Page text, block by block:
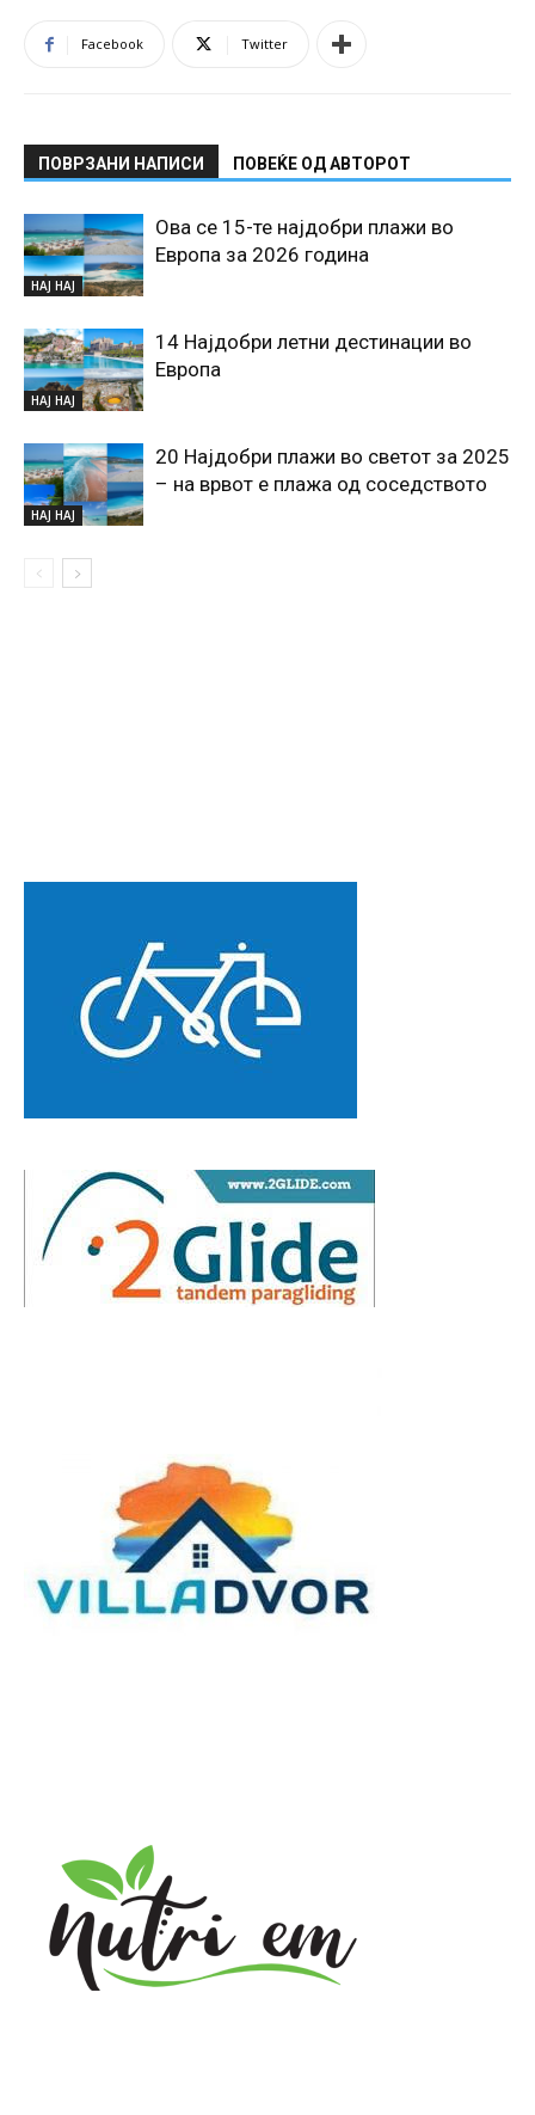
Facebook Twitter
ПОВРЗАНИ НАПИСИ ПОВЕЌЕ ОД АВТОРОТ
НАЈ НАЈ
Ова се 15-те најдобри плажи во
Европа за 2026 година
НАЈ НАЈ
14 Најдобри летни дестинации во
Европа
НАЈ НАЈ
20 Најдобри плажи во светот за 2025
– на врвот е плажа од соседството